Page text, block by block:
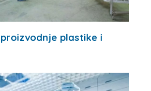
plastike i